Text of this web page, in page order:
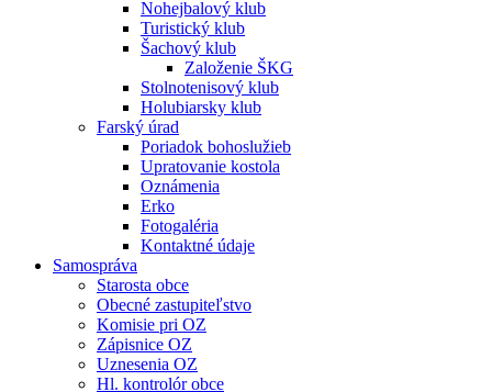
Nohejbalový klub
Turistický klub
Šachový klub
Založenie ŠKG
Stolnotenisový klub
Holubiarsky klub
Farský úrad
Poriadok bohoslužieb
Upratovanie kostola
Oznámenia
Erko
Fotogaléria
Kontaktné údaje
Samospráva
Starosta obce
Obecné zastupiteľstvo
Komisie pri OZ
Zápisnice OZ
Uznesenia OZ
Hl. kontrolór obce